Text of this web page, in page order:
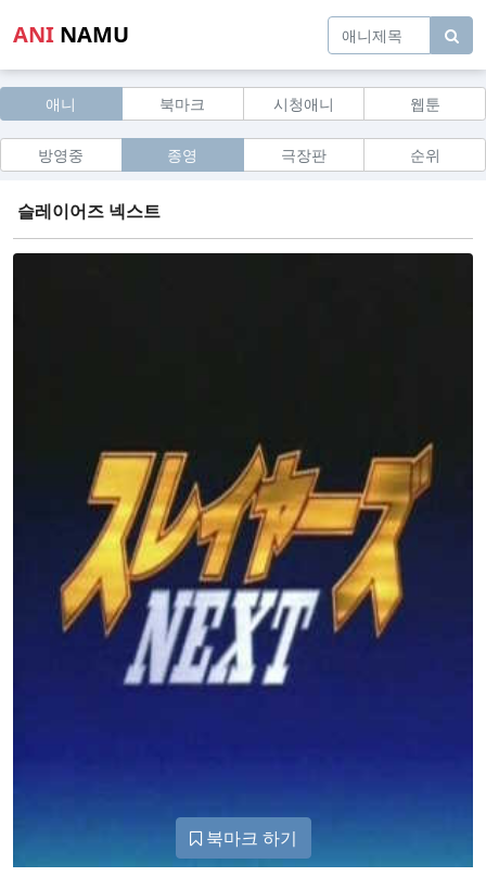
ANI NAMU
애니 북마크 시청애니 웹툰
방영중 종영 극장판 순위
슬레이어즈 넥스트
북마크 하기